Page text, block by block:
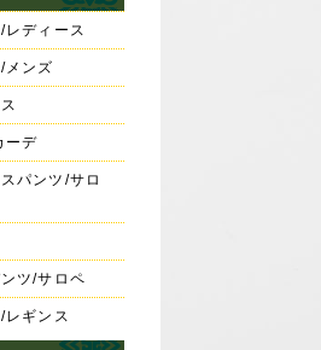
レディース
メンズ
ーデ
パンツ/サロ
ツ/サロペ
レギンス